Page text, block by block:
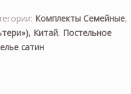
Комплекты Семейные,
Китай, Постельное
сатин